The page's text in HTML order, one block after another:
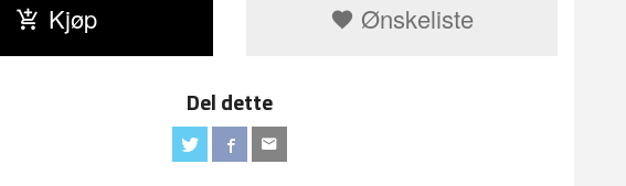
Kjøp Ønskeliste
Del dette